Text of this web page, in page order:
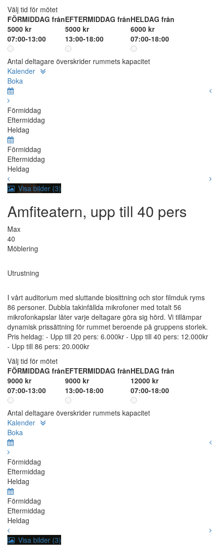
Välj tid för mötet
FÖRMIDDAG från
5000 kr
07:00-13:00
EFTERMIDDAG från
5000 kr
13:00-18:00
HELDAG från
6000 kr
07:00-18:00
Antal deltagare överskrider rummets kapacitet
Kalender
Boka
Förmiddag
Eftermiddag
Heldag
Förmiddag
Eftermiddag
Heldag
Visa bilder (3)
Amfiteatern, upp till 40 pers
Max
40
Möblering
Utrustning
I vårt auditorium med sluttande biosittning och stor filmduk ryms
86 personer. Dubbla takinfällda mikrofoner med totalt 56
mikrofonkapslar låter varje deltagare göra sig hörd. Vi tillämpar
dynamisk prissättning för rummet beroende på gruppens storlek.
Pris heldag: - Upp till 20 pers: 6.000kr - Upp till 40 pers: 12.000kr
- Upp till 86 pers: 20.000kr
Välj tid för mötet
FÖRMIDDAG från
9000 kr
07:00-13:00
EFTERMIDDAG från
9000 kr
13:00-18:00
HELDAG från
12000 kr
07:00-18:00
Antal deltagare överskrider rummets kapacitet
Kalender
Boka
Förmiddag
Eftermiddag
Heldag
Förmiddag
Eftermiddag
Heldag
Visa bilder (3)